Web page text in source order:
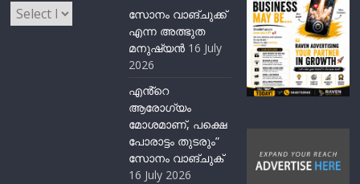
Archives
സോനം വാങ്ചുക്ക്
എന്ന അത്ഭുത
മനുഷ്യന്‍ 16 July
2026
എൻ്റെ
ആരോഗ്യം
മോശമാണ്, പക്ഷെ
പോരാട്ടം തുടരും”
സോനം വാങ്ചുക്
16 July 2026